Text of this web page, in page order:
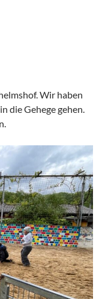
Wir haben
die Gehege gehen.